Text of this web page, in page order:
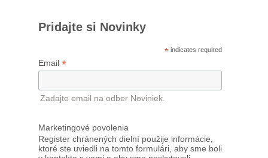
Pridajte si Novinky
* indicates required
Email *
Zadajte email na odber Noviniek.
Marketingové povolenia
Register chránených dielní použije informácie,
ktoré ste uviedli na tomto formulári, aby sme boli